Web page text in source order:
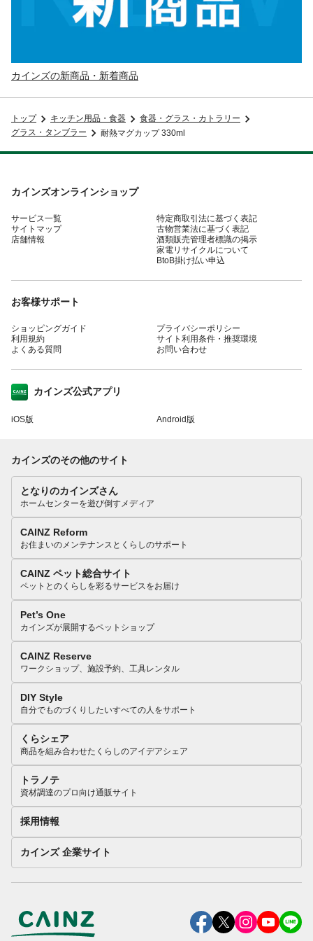
カインズの新商品・新着商品
トップ キッチン用品・食器
食器・グラス・カトラリー
グラス・タンブラー
耐熱マグカップ 330ml
カインズオンラインショップ
サービス一覧
サイトマップ
店舗情報
特定商取引法に基づく表記
古物営業法に基づく表記
酒類販売管理者標識の掲示
家電リサイクルについて
BtoB掛け払い申込
お客様サポート
ショッピングガイド
利用規約
よくある質問
プライバシーポリシー
サイト利用条件・推奨環境
お問い合わせ
カインズ公式アプリ
iOS版 Android版
カインズのその他のサイト
となりのカインズさん
ホームセンターを遊び倒すメディア
CAINZ Reform
お住まいのメンテナンスとくらしのサポート
CAINZ ペット総合サイト
ペットとのくらしを彩るサービスをお届け
Pet’s One
カインズが展開するペットショップ
CAINZ Reserve
ワークショップ、施設予約、工具レンタル
DIY Style
自分でものづくりしたいすべての人をサポート
くらシェア
商品を組み合わせたくらしのアイデアシェア
トラノテ
資材調達のプロ向け通販サイト
採用情報
カインズ 企業サイト